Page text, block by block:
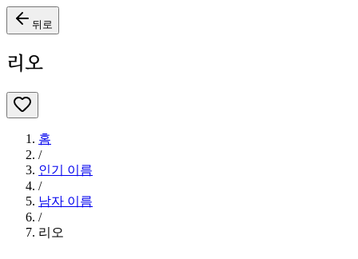
뒤로
리오
홈
/
인기 이름
/
남자 이름
/
리오